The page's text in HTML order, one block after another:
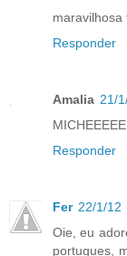
maravilhosa
Responder
Amalia 21/
Responder
Fer 22/1/12
Oie, eu
portugues,